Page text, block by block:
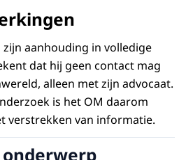
aanhouding in volledige
dat hij geen contact mag
alleen met zijn advocaat.
is het OM daarom
verstrekken van informatie.